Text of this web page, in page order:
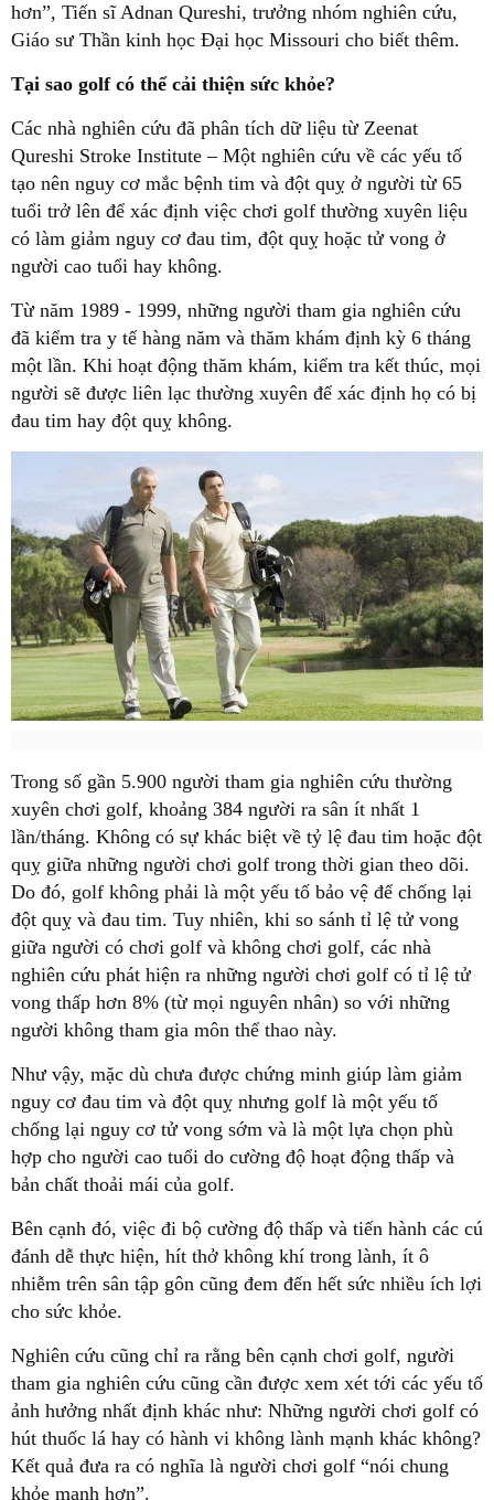
hơn”, Tiến sĩ Adnan Qureshi, trưởng nhóm nghiên cứu,
Giáo sư Thần kinh học Đại học Missouri cho biết thêm.
Tại sao golf có thể cải thiện sức khỏe?
Các nhà nghiên cứu đã phân tích dữ liệu từ Zeenat
Qureshi Stroke Institute – Một nghiên cứu về các yếu tố
tạo nên nguy cơ mắc bệnh tim và đột quỵ ở người từ 65
tuổi trở lên để xác định việc chơi golf thường xuyên liệu
có làm giảm nguy cơ đau tim, đột quỵ hoặc tử vong ở
người cao tuổi hay không.
Từ năm 1989 - 1999, những người tham gia nghiên cứu
đã kiểm tra y tế hàng năm và thăm khám định kỳ 6 tháng
một lần. Khi hoạt động thăm khám, kiểm tra kết thúc, mọi
người sẽ được liên lạc thường xuyên để xác định họ có bị
đau tim hay đột quỵ không.
Trong số gần 5.900 người tham gia nghiên cứu thường
xuyên chơi golf, khoảng 384 người ra sân ít nhất 1
lần/tháng. Không có sự khác biệt về tỷ lệ đau tim hoặc đột
quỵ giữa những người chơi golf trong thời gian theo dõi.
Do đó, golf không phải là một yếu tố bảo vệ để chống lại
đột quỵ và đau tim. Tuy nhiên, khi so sánh tỉ lệ tử vong
giữa người có chơi golf và không chơi golf, các nhà
nghiên cứu phát hiện ra những người chơi golf có tỉ lệ tử
vong thấp hơn 8% (từ mọi nguyên nhân) so với những
người không tham gia môn thể thao này.
Như vậy, mặc dù chưa được chứng minh giúp làm giảm
nguy cơ đau tim và đột quỵ nhưng golf là một yếu tố
chống lại nguy cơ tử vong sớm và là một lựa chọn phù
hợp cho người cao tuổi do cường độ hoạt động thấp và
bản chất thoải mái của golf.
Bên cạnh đó, việc đi bộ cường độ thấp và tiến hành các cú
đánh dễ thực hiện, hít thở không khí trong lành, ít ô
nhiễm trên sân tập gôn cũng đem đến hết sức nhiều ích lợi
cho sức khỏe.
Nghiên cứu cũng chỉ ra rằng bên cạnh chơi golf, người
tham gia nghiên cứu cũng cần được xem xét tới các yếu tố
ảnh hưởng nhất định khác như: Những người chơi golf có
hút thuốc lá hay có hành vi không lành mạnh khác không?
Kết quả đưa ra có nghĩa là người chơi golf “nói chung
khỏe mạnh hơn”.